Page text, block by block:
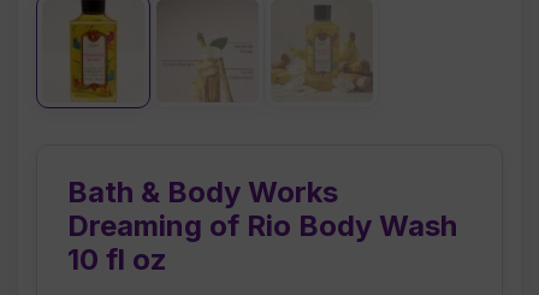
Bath & Body Works
Dreaming of Rio Body Wash
10 fl oz